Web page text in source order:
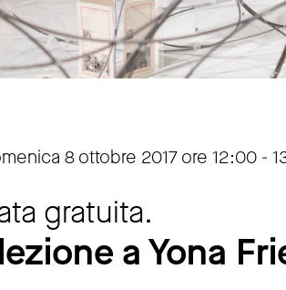
8 ottobre 2017 ore 12:00 -
gratuita.
a Yona